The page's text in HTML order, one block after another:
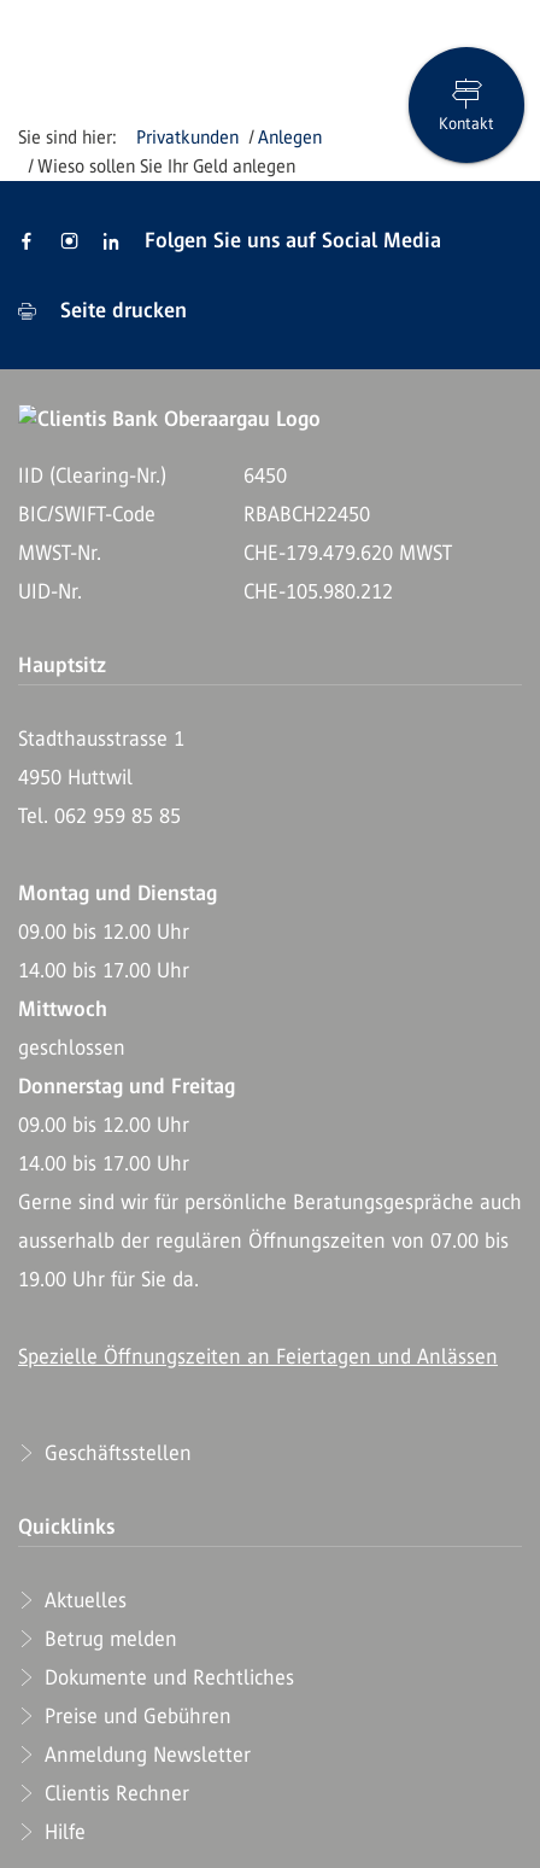
Privatkunden
Anlegen
Wieso sollen Sie Ihr Geld anlegen
Kontakt
Folgen Sie uns auf Social Media
Seite drucken
IID (Clearing-Nr.)
6450
BIC/SWIFT-Code
RBABCH22450
MWST-Nr.
CHE-179.479.620 MWST
UID-Nr.
CHE-105.980.212
Hauptsitz
Stadthausstrasse 1
4950 Huttwil
Tel. 062 959 85 85
Montag und Dienstag
09.00 bis 12.00 Uhr
14.00 bis 17.00 Uhr
Mittwoch
geschlossen
Donnerstag und Freitag
09.00 bis 12.00 Uhr
14.00 bis 17.00 Uhr
Gerne sind wir für persönliche Beratungsgespräche auch
ausserhalb der regulären Öffnungszeiten von 07.00 bis
19.00 Uhr für Sie da.
Spezielle Öffnungszeiten an Feiertagen und Anlässen
Geschäftsstellen
Quicklinks
Aktuelles
Betrug melden
Dokumente und Rechtliches
Preise und Gebühren
Anmeldung Newsletter
Clientis Rechner
Hilfe